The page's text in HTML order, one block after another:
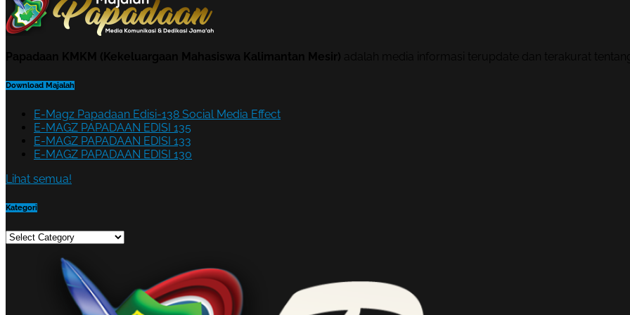
Download Majalah
E-Magz Papadaan Edisi-138 Social Media Effect
E-MAGZ PAPADAAN EDISI 135
E-MAGZ PAPADAAN EDISI 133
E-MAGZ PAPADAAN EDISI 130
Lihat semua!
Kategori
Kategori